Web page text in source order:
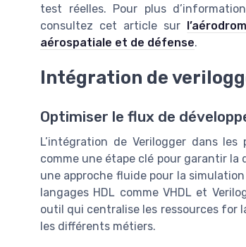
test réelles. Pour plus
consultez cet article sur
aérospatiale et de défense.
Intégration de
Optimiser le flux de
L’intégration de Verilogger dans
comme une étape clé pour garantir
une approche fluide pour la
langages HDL comme VHDL et
outil qui centralise les ressources
les différents métiers.